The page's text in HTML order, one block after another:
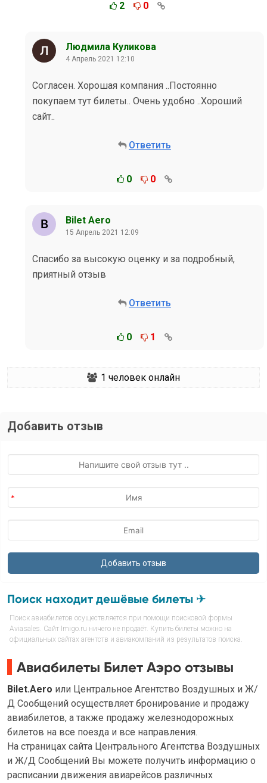
2 0
Людмила Куликова
4 Апрель 2021 12:10
Согласен. Хорошая компания ..Постоянно
покупаем тут билеты.. Очень удобно ..Хороший
сайт..
Ответить
0 0
Bilet Aero
15 Апрель 2021 12:09
Спасибо за высокую оценку и за подробный,
приятный отзыв
Ответить
0 1
1 человек онлайн
Добавить отзыв
Поиск находит дешёвые билеты ✈
Поиск авиабилетов осуществляется при помощи поисковой формы
Aviasales. Сайт Imigo.ru ничего не продаёт. Купить билеты можно на
официальных сайтах агентств и авиакомпаний из результатов поиска.
Авиабилеты Билет Аэро отзывы
Bilet.Aero или Центральное Агентство Воздушных и Ж/
Д Сообщений осущеcтвляет бронирование и продажу
авиабилетов, а также продажу железнодорожных
билетов на все поезда и все направления.
На страницах сайта Центрального Агентства Воздушных
и Ж/Д Сообщений Вы можете получить информацию о
расписании движения авиарейсов различных